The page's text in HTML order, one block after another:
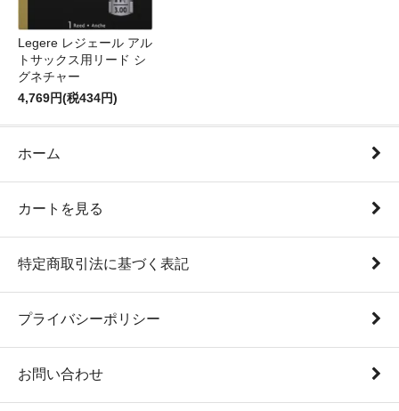
Legere レジェール アル
トサックス用リード シ
グネチャー
4,769円(税434円)
ホーム
カートを見る
特定商取引法に基づく表記
プライバシーポリシー
お問い合わせ